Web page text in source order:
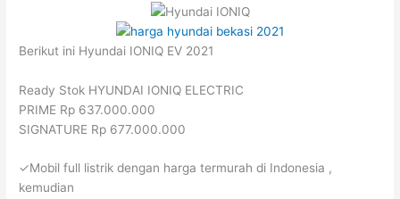
Berikut ini Hyundai IONIQ EV 2021
Ready Stok HYUNDAI IONIQ ELECTRIC
PRIME Rp 637.000.000
SIGNATURE Rp 677.000.000
✓Mobil full listrik dengan harga termurah di Indonesia ,
kemudian